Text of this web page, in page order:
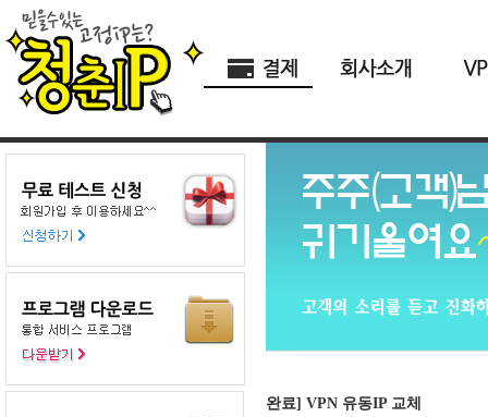
완료] VPN 유동IP 교체